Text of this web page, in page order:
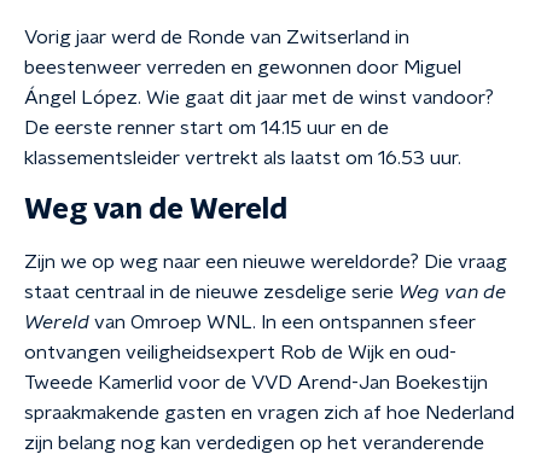
Vorig jaar werd de Ronde van Zwitserland in
beestenweer verreden en gewonnen door Miguel
Ángel López. Wie gaat dit jaar met de winst vandoor?
De eerste renner start om 14.15 uur en de
klassementsleider vertrekt als laatst om 16.53 uur.
Weg van de Wereld
Zijn we op weg naar een nieuwe wereldorde? Die vraag
staat centraal in de nieuwe zesdelige serie Weg van de
Wereld van Omroep WNL. In een ontspannen sfeer
ontvangen veiligheidsexpert Rob de Wijk en oud-
Tweede Kamerlid voor de VVD Arend-Jan Boekestijn
spraakmakende gasten en vragen zich af hoe Nederland
zijn belang nog kan verdedigen op het veranderende